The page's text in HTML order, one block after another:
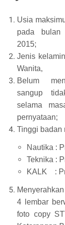
Usia
pada bulan
2015;
Jenis
Wanita,
Belum
sangup
selama
pernyataan;
Tinggi badan
Nautika :
Teknika :
KALK :
4 lembar
foto copy